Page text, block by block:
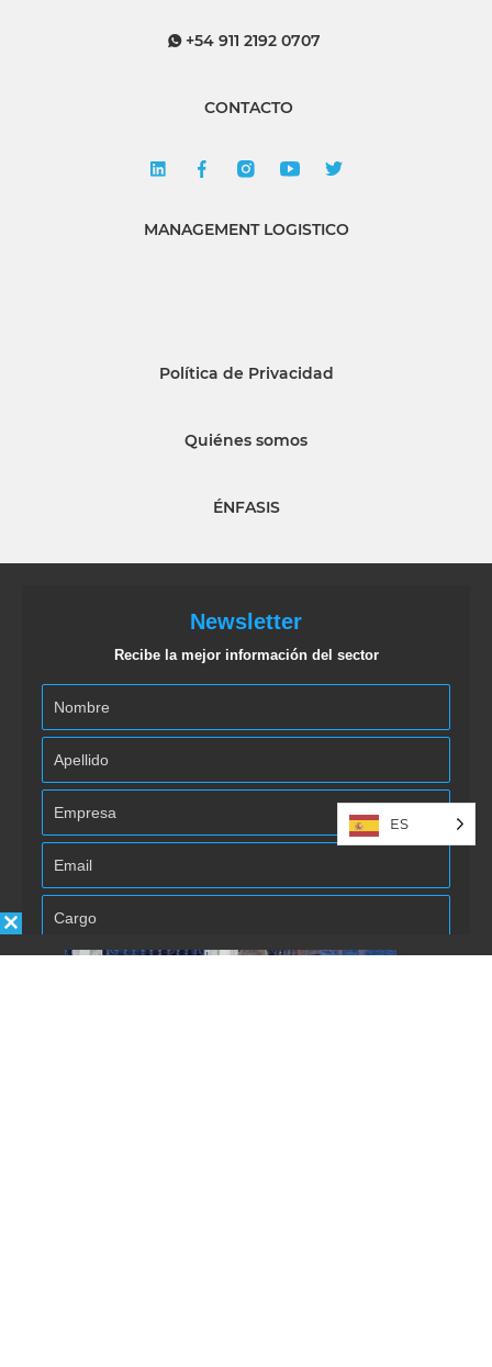
+54 911 2192 0707
CONTACTO
MANAGEMENT LOGISTICO
Política de Privacidad
Quiénes somos
ÉNFASIS
Newsletter
Recibe la mejor información del sector
ES